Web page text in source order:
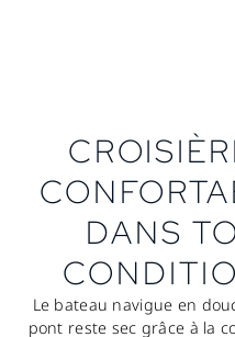
DANS
Le bateau navigue en
pont reste sec grâce à la